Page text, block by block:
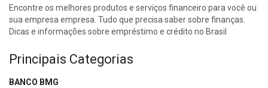
Encontre os melhores produtos e serviços financeiro para você ou
sua empresa empresa. Tudo que precisa saber sobre finanças.
Dicas e informações sobre empréstimo e crédito no Brasil
Principais Categorias
BANCO BMG